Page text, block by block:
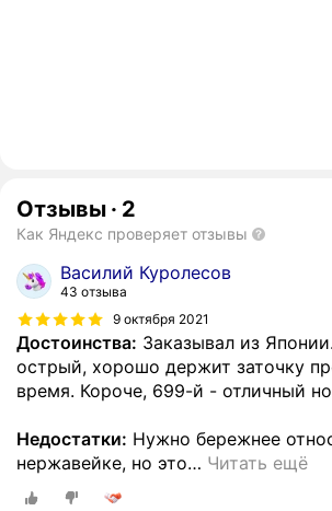
Отзывы · 2
Как Яндекс проверяет отзывы
Василий Куролесов
43 отзыва
9 октября 2021
Достоинства: Заказывал из
острый, хорошо держит заточку
время. Короче, 699-й - отличный
Недостатки: Нужно бережнее
нержавейке, но это… Читать ещё